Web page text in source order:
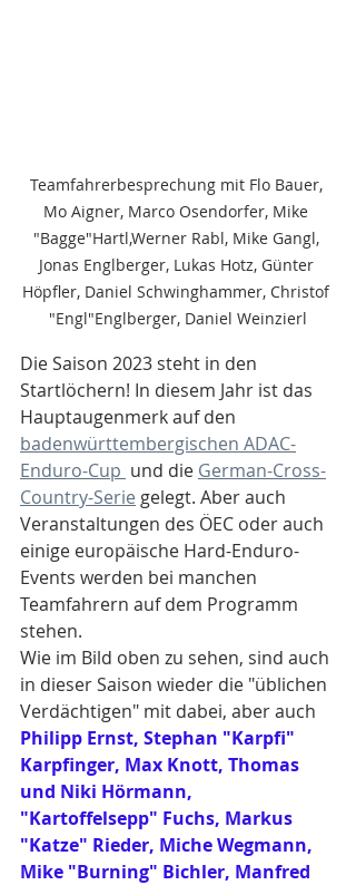
Teamfahrerbesprechung mit Flo Bauer,
Mo Aigner, Marco Osendorfer, Mike
"Bagge"Hartl,Werner Rabl, Mike Gangl,
Jonas Englberger, Lukas Hotz, Günter
Höpfler, Daniel Schwinghammer, Christof
"Engl"Englberger, Daniel Weinzierl
Die Saison 2023 steht in den
Startlöchern! In diesem Jahr ist das
Hauptaugenmerk auf den
badenwürttembergischen ADAC-
Enduro-Cup und die German-Cross-
Country-Serie gelegt. Aber auch
Veranstaltungen des ÖEC oder auch
einige europäische Hard-Enduro-
Events werden bei manchen
Teamfahrern auf dem Programm
stehen.
Wie im Bild oben zu sehen, sind auch
in dieser Saison wieder die "üblichen
Verdächtigen" mit dabei, aber auch
Philipp Ernst, Stephan "Karpfi"
Karpfinger, Max Knott, Thomas
und Niki Hörmann,
"Kartoffelsepp" Fuchs, Markus
"Katze" Rieder, Miche Wegmann,
Mike "Burning" Bichler, Manfred